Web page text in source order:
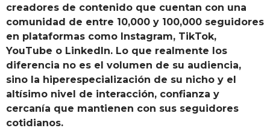
creadores de contenido que cuentan con una
comunidad de entre 10,000 y 100,000 seguidores
en plataformas como Instagram, TikTok,
YouTube o LinkedIn. Lo que realmente los
diferencia no es el volumen de su audiencia,
sino la hiperespecialización de su nicho y el
altísimo nivel de interacción, confianza y
cercanía que mantienen con sus seguidores
cotidianos.